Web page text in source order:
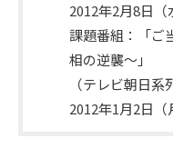
2012年2月8日（
課題番組：「ご
相の逆襲～」
（テレビ朝日系
2012年1月2日